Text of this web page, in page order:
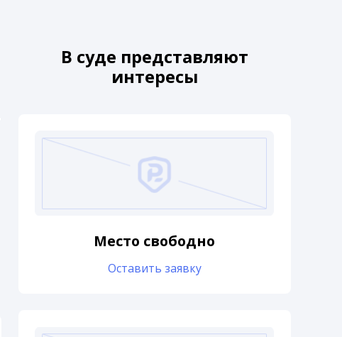
В суде представляют
интересы
Место свободно
Оставить заявку